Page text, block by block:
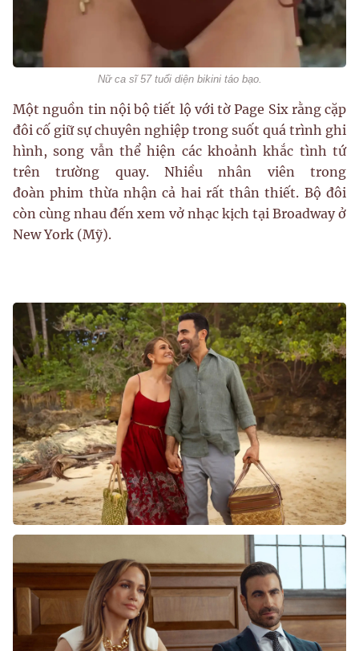
Nữ ca sĩ 57 tuổi diện bikini táo bạo.
Một nguồn tin nội bộ tiết lộ với tờ Page Six rằng cặp
đôi cố giữ sự chuyên nghiệp trong suốt quá trình ghi
hình, song vẫn thể hiện các khoảnh khắc tình tứ
trên trường quay. Nhiều nhân viên trong
đoàn phim thừa nhận cả hai rất thân thiết. Bộ đôi
còn cùng nhau đến xem vở nhạc kịch tại Broadway ở
New York (Mỹ).